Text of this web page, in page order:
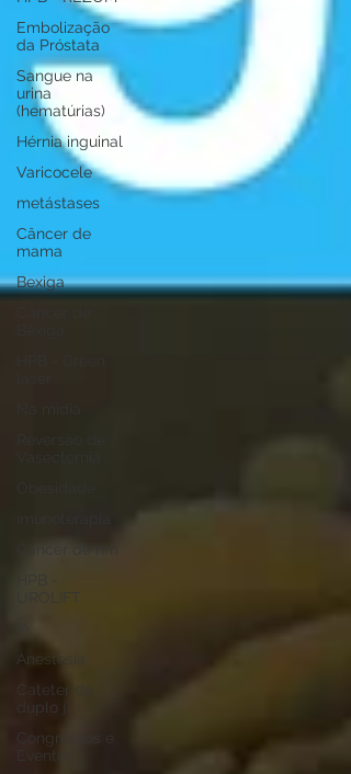
Embolização
da Próstata
Sangue na
urina
(hematúrias)
Hérnia inguinal
Varicocele
metástases
Câncer de
mama
Bexiga
Anestesia
Cateter de
duplo j
Congressos e
Eventos